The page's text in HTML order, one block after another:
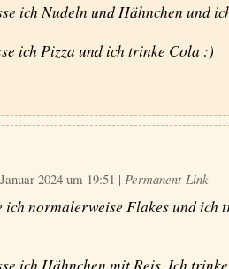
ich Nudeln und Hähnchen und
ich Pizza und ich trinke Cola :)
2024 um 19:51 | Permanent-Link
ich normalerweise Flakes und ich
ich Hähnchen mit Reis. Ich